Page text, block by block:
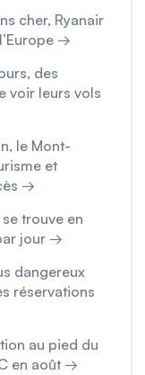
cher, Ryanair
→
des
voir leurs vols
le Mont-
et
→
trouve en
jour →
dangereux
réservations
au pied du
en août →